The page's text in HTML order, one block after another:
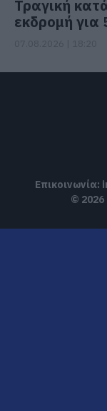
Τραγική
εκδρομή για
Επικοινωνία:
©